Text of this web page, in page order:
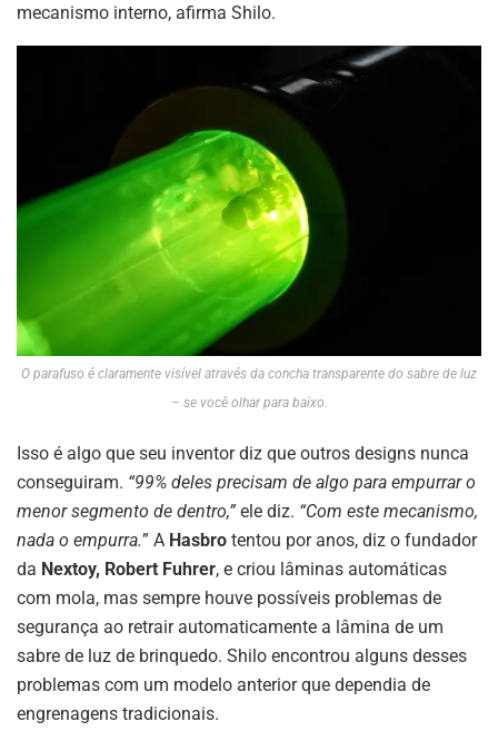
mecanismo interno, afirma Shilo.
O parafuso é claramente visível através da concha transparente do sabre de luz
– se você olhar para baixo.
Isso é algo que seu inventor diz que outros designs nunca
conseguiram. “99% deles precisam de algo para empurrar o
menor segmento de dentro,” ele diz. “Com este mecanismo,
nada o empurra.” A Hasbro tentou por anos, diz o fundador
da Nextoy, Robert Fuhrer, e criou lâminas automáticas
com mola, mas sempre houve possíveis problemas de
segurança ao retrair automaticamente a lâmina de um
sabre de luz de brinquedo. Shilo encontrou alguns desses
problemas com um modelo anterior que dependia de
engrenagens tradicionais.